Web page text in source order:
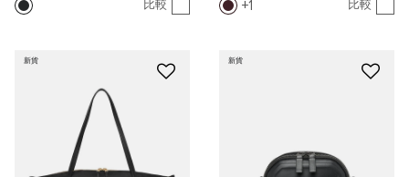
比較 1 比較
新貨 新貨